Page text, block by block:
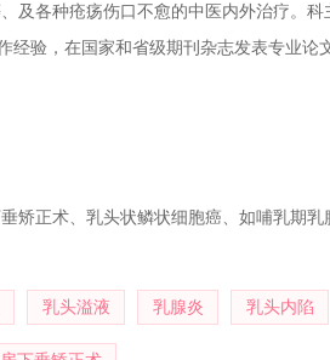
及各种疮疡伤口不愈的中医内外治疗。科
验，在国家和省级期刊杂志发表专业论
矫正术、乳头状鳞状细胞癌、如哺乳期乳
乳头溢液 乳腺炎 乳头内陷